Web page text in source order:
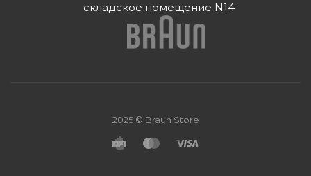
складское помещение N14
2025 © Braun Store